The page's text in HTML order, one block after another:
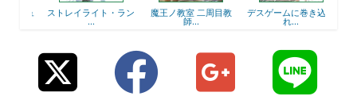
ストレイライト・ラン
...
魔王ノ教室 二周目教
師...
デスゲームに巻き込ま
れ...